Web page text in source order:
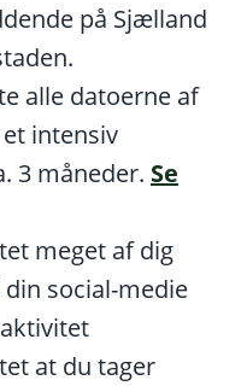
på Sjælland
alle datoerne af
intensiv
3 måneder. Se
meget af dig
social-medie
at du tager